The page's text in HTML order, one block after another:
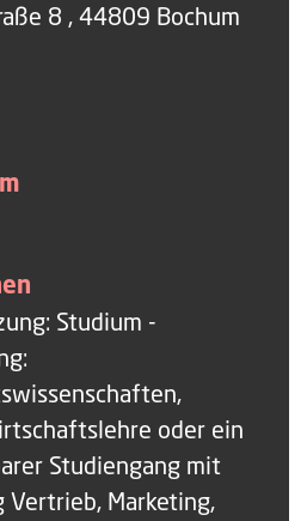
8 , 44809 Bochum
Studium -
oder ein
Studiengang mit
Marketing,